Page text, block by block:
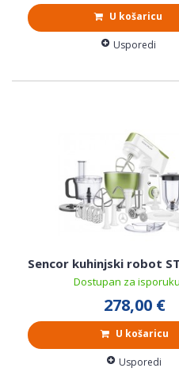
U košaricu
Usporedi
Sencor kuhinjski robot
Dostupan za isporuku
278,00 €
U košaricu
Usporedi